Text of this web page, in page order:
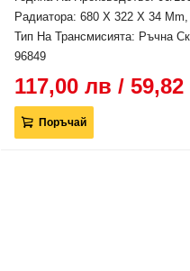
Радиатора: 680 X 322 X 34
Тип На Трансмисията: Ръчна
96849
117,00 лв / 59,82
Поръчай